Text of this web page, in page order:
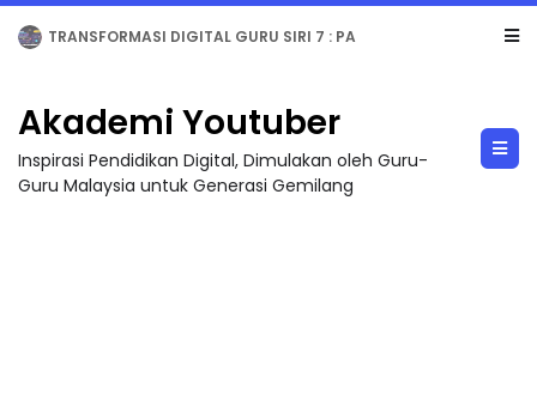
MAJLIS ANUGERAH FFK (FESTIVAL LENSA PENDIDIKAN - FLeP) 2026
Akademi Youtuber
Inspirasi Pendidikan Digital, Dimulakan oleh Guru-
Guru Malaysia untuk Generasi Gemilang